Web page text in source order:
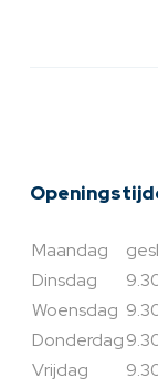
Maandag
Dinsdag
Woensdag
Donderdag
Vrijdag